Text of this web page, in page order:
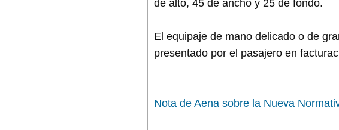
de alto, 45 de ancho y 25 de fondo.
El equipaje de mano delicado o de
presentado por el pasajero en
Nota de Aena sobre la Nueva